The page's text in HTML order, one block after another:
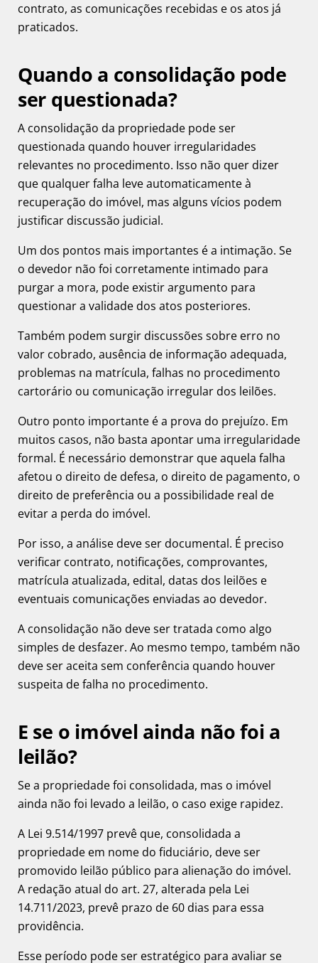
contrato, as comunicações recebidas e os atos já
praticados.
Quando a consolidação pode
ser questionada?
A consolidação da propriedade pode ser
questionada quando houver irregularidades
relevantes no procedimento. Isso não quer dizer
que qualquer falha leve automaticamente à
recuperação do imóvel, mas alguns vícios podem
justificar discussão judicial.
Um dos pontos mais importantes é a intimação. Se
o devedor não foi corretamente intimado para
purgar a mora, pode existir argumento para
questionar a validade dos atos posteriores.
Também podem surgir discussões sobre erro no
valor cobrado, ausência de informação adequada,
problemas na matrícula, falhas no procedimento
cartorário ou comunicação irregular dos leilões.
Outro ponto importante é a prova do prejuízo. Em
muitos casos, não basta apontar uma irregularidade
formal. É necessário demonstrar que aquela falha
afetou o direito de defesa, o direito de pagamento, o
direito de preferência ou a possibilidade real de
evitar a perda do imóvel.
Por isso, a análise deve ser documental. É preciso
verificar contrato, notificações, comprovantes,
matrícula atualizada, edital, datas dos leilões e
eventuais comunicações enviadas ao devedor.
A consolidação não deve ser tratada como algo
simples de desfazer. Ao mesmo tempo, também não
deve ser aceita sem conferência quando houver
suspeita de falha no procedimento.
E se o imóvel ainda não foi a
leilão?
Se a propriedade foi consolidada, mas o imóvel
ainda não foi levado a leilão, o caso exige rapidez.
A Lei 9.514/1997 prevê que, consolidada a
propriedade em nome do fiduciário, deve ser
promovido leilão público para alienação do imóvel.
A redação atual do art. 27, alterada pela Lei
14.711/2023, prevê prazo de 60 dias para essa
providência.
Esse período pode ser estratégico para avaliar se